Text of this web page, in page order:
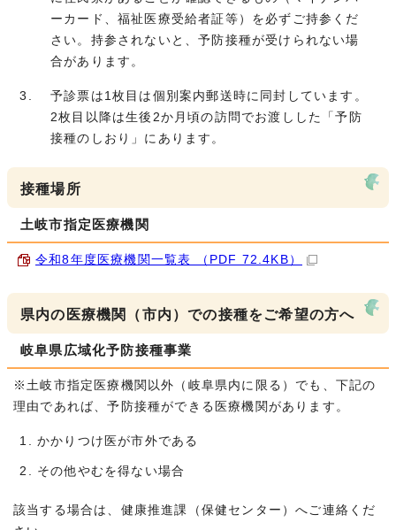
ーカード、福祉医療受給者証等）を必ずご持参くだ
さい。持参されないと、予防接種が受けられない場
合があります。
予診票は1枚目は個別案内郵送時に同封しています。
2枚目以降は生後2か月頃の訪問でお渡しした「予防
接種のしおり」にあります。
接種場所
土岐市指定医療機関
令和8年度医療機関一覧表 （PDF 72.4KB）
県内の医療機関（市内）での接種をご希望の方へ
岐阜県広域化予防接種事業
※土岐市指定医療機関以外（岐阜県内に限る）でも、下記の
理由であれば、予防接種ができる医療機関があります。
かかりつけ医が市外である
その他やむを得ない場合
該当する場合は、健康推進課（保健センター）へご連絡くだ